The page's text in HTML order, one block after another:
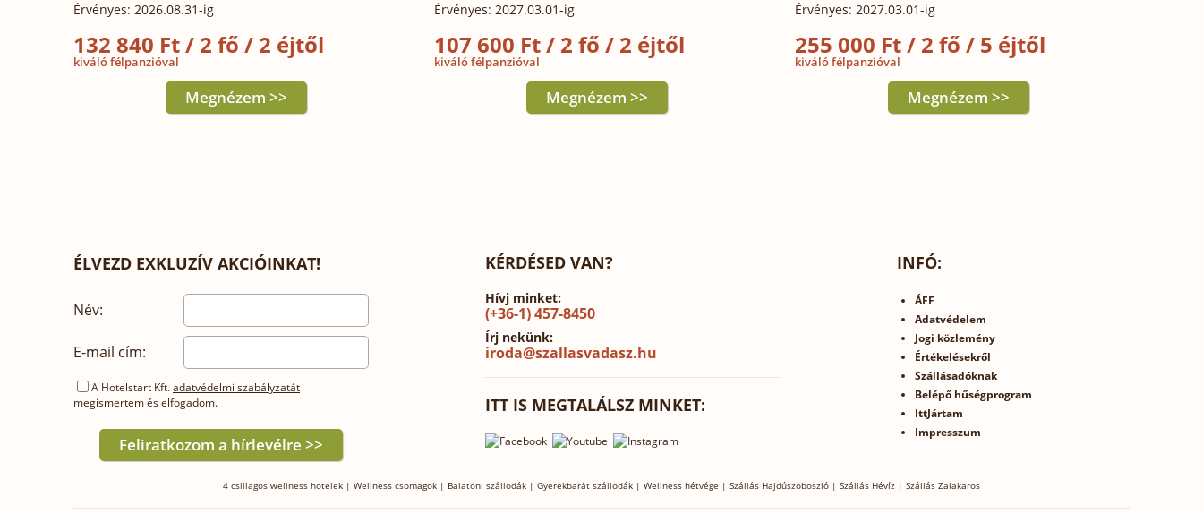
Érvényes: 2026.08.31-ig
132 840 Ft / 2 fő / 2 éjtől
kiváló félpanzióval
Megnézem >>
Érvényes: 2027.03.01-ig
107 600 Ft / 2 fő / 2 éjtől
kiváló félpanzióval
Megnézem >>
Érvényes: 2027.03.01-ig
255 000 Ft / 2 fő / 5 éjtől
kiváló félpanzióval
Megnézem >>
ÉLVEZD EXKLUZÍV AKCIÓINKAT!
Név:
E-mail cím:
A Hotelstart Kft.adatvédelmi szabályzatát
megismertem és elfogadom.
KÉRDÉSED VAN?
Hívj minket:
(+36-1) 457-8450
Írj nekünk:
iroda@szallasvadasz.hu
ITT IS MEGTALÁLSZ MINKET:
INFÓ:
ÁFF
Adatvédelem
Jogi közlemény
Értékelésekről
Szállásadóknak
Belépő hűségprogram
IttJártam
Impresszum
4 csillagos wellness hotelek | Wellness csomagok | Balatoni szállodák | Gyerekbarát szállodák | Wellness hétvége | Szállás Hajdúszoboszló | Szállás Hévíz | Szállás Zalakaros